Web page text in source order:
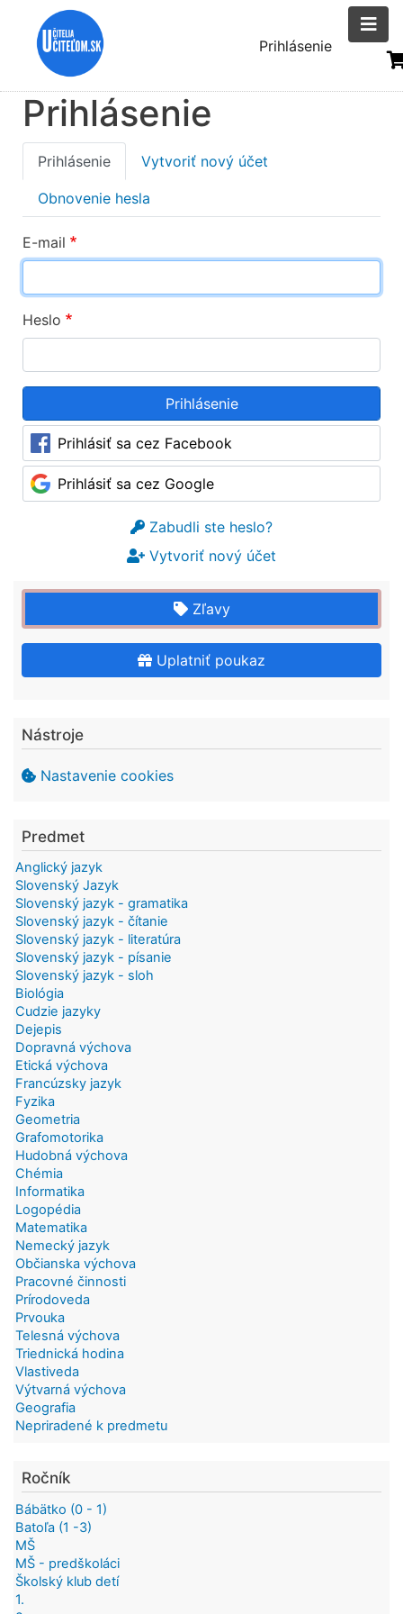
Menu
Prihlásenie
Prihlásenie
Primary
tabs
Prihlásenie Vytvoriť nový účet
Obnovenie hesla
E-mail
Heslo
Prihlásiť sa cez Facebook
Prihlásiť sa cez Google
Zabudli ste heslo?
Vytvoriť nový účet
Zľavy
Uplatniť poukaz
Nástroje
Nastavenie cookies
Predmet
Anglický jazyk
Slovenský Jazyk
Slovenský jazyk - gramatika
Slovenský jazyk - čítanie
Slovenský jazyk - literatúra
Slovenský jazyk - písanie
Slovenský jazyk - sloh
Biológia
Cudzie jazyky
Dejepis
Dopravná výchova
Etická výchova
Francúzsky jazyk
Fyzika
Geometria
Grafomotorika
Hudobná výchova
Chémia
Informatika
Logopédia
Matematika
Nemecký jazyk
Občianska výchova
Pracovné činnosti
Prírodoveda
Prvouka
Telesná výchova
Triednická hodina
Vlastiveda
Výtvarná výchova
Geografia
Nepriradené k predmetu
Ročník
Bábätko (0 - 1)
Batoľa (1 -3)
MŠ
MŠ - predškoláci
Školský klub detí
1.